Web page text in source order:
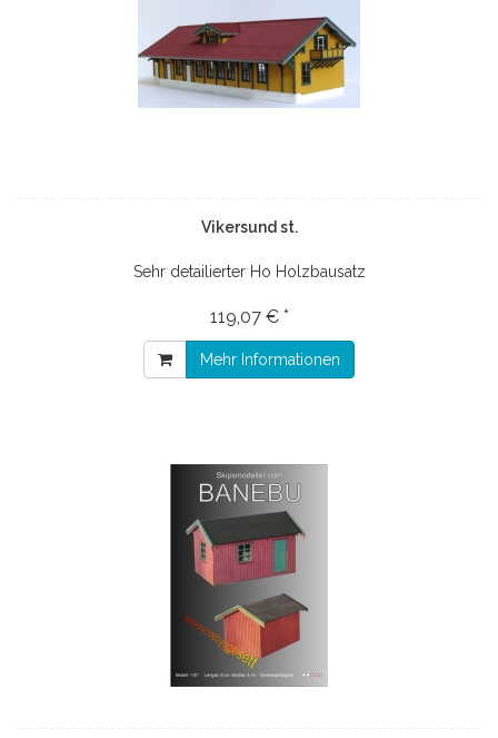
Vikersund st.
Sehr detailierter Ho Holzbausatz
119,07 € *
Mehr Informationen